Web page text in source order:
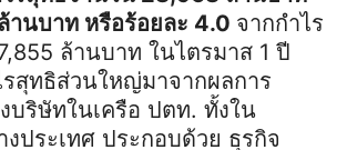
านบาท หรือร้อยละ 4.0 จากกำไร
ล้านบาท ในไตรมาส 1 ปี
สุทธิส่วนใหญ่มาจากผลการ
บริษัทในเครือ ปตท. ทั้งใน
งประเทศ ประกอบด้วย ธุรกิจ